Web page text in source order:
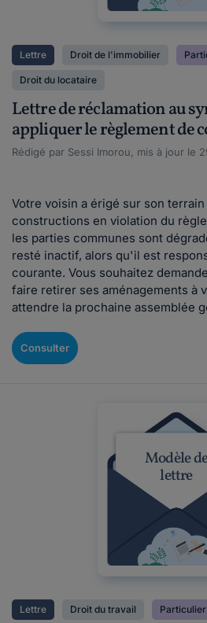
Lettre Droit de l'immobilier
Droit du locataire
Lettre de réclamation au
appliquer le règlement de
Rédigé par Sessi Imorou, mis à jour le
Votre voisin a érigé sur son
constructions en violation du
les parties communes sont
resté inactif, alors qu'il est
courante. Vous souhaitez
faire retirer ses aménagements à
attendre la prochaine assemblée
Consulter
Modèle
lettre
Lettre Droit du travail Particulier